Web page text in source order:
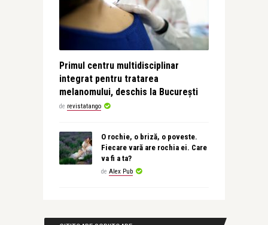
Primul centru multidisciplinar
integrat pentru tratarea
melanomului, deschis la București
de revistatango
O rochie, o briză, o poveste.
Fiecare vară are rochia ei. Care
va fi a ta?
de Alex Pub